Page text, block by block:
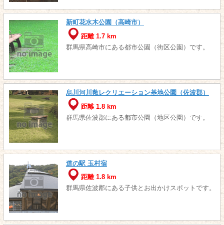
新町花水木公園（高崎市）
距離 1.7 km
群馬県高崎市にある都市公園（街区公園）です。
烏川河川敷レクリエーション基地公園（佐波郡）
距離 1.8 km
群馬県佐波郡にある都市公園（地区公園）です。
道の駅 玉村宿
距離 1.8 km
群馬県佐波郡にある子供とお出かけスポットです。